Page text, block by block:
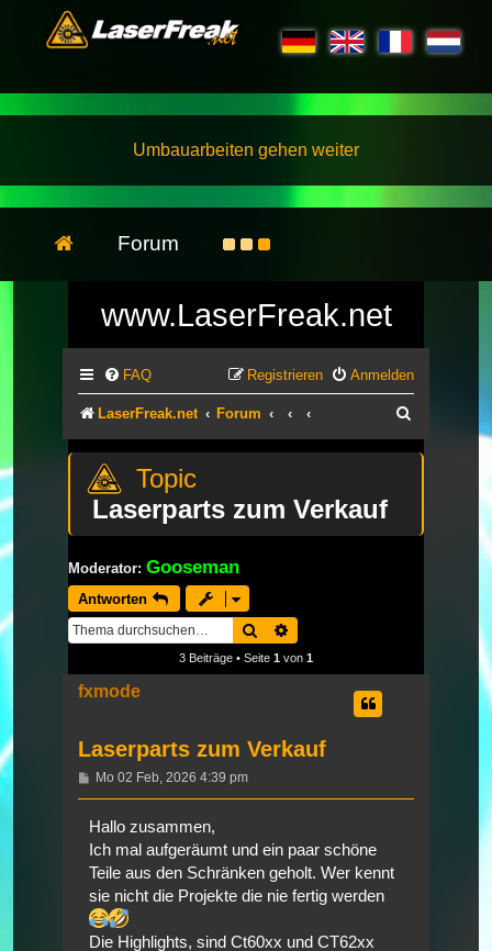
Umbauarbeiten gehen weiter
Forum
www.LaserFreak.net
FAQ Anmelden
Registrieren
LaserFreak.net Forum
Laserparts zum Verkauf
Moderator: Gooseman
Antworten
Suche
3 Beiträge • Seite 1 von 1
fxmode
Laserparts zum Verkauf
Beitrag
Mo 02 Feb, 2026 4:39 pm
Hallo zusammen,
Ich mal aufgeräumt und ein paar schöne
Teile aus den Schränken geholt. Wer kennt
sie nicht die Projekte die nie fertig werden
Die Highlights, sind Ct60xx und CT62xx